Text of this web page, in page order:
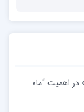
اهمیت “ماه